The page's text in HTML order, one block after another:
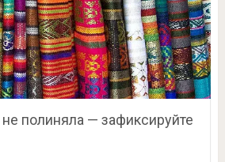
полиняла — зафиксируйте